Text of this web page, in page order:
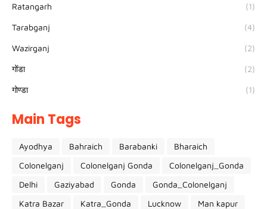
Ratangarh (1)
Tarabganj (4)
Wazirganj (2)
गोंडा (2)
गोण्डा (1)
Main Tags
Ayodhya Bahraich Barabanki
Bharaich
Colonelganj
Colonelganj Gonda
Colonelganj_Gonda
Delhi
Gaziyabad Gonda
Gonda_Colonelganj
Katra Bazar
Katra_Gonda Lucknow
Man kapur